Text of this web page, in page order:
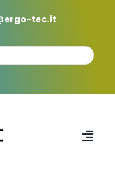
tec.it